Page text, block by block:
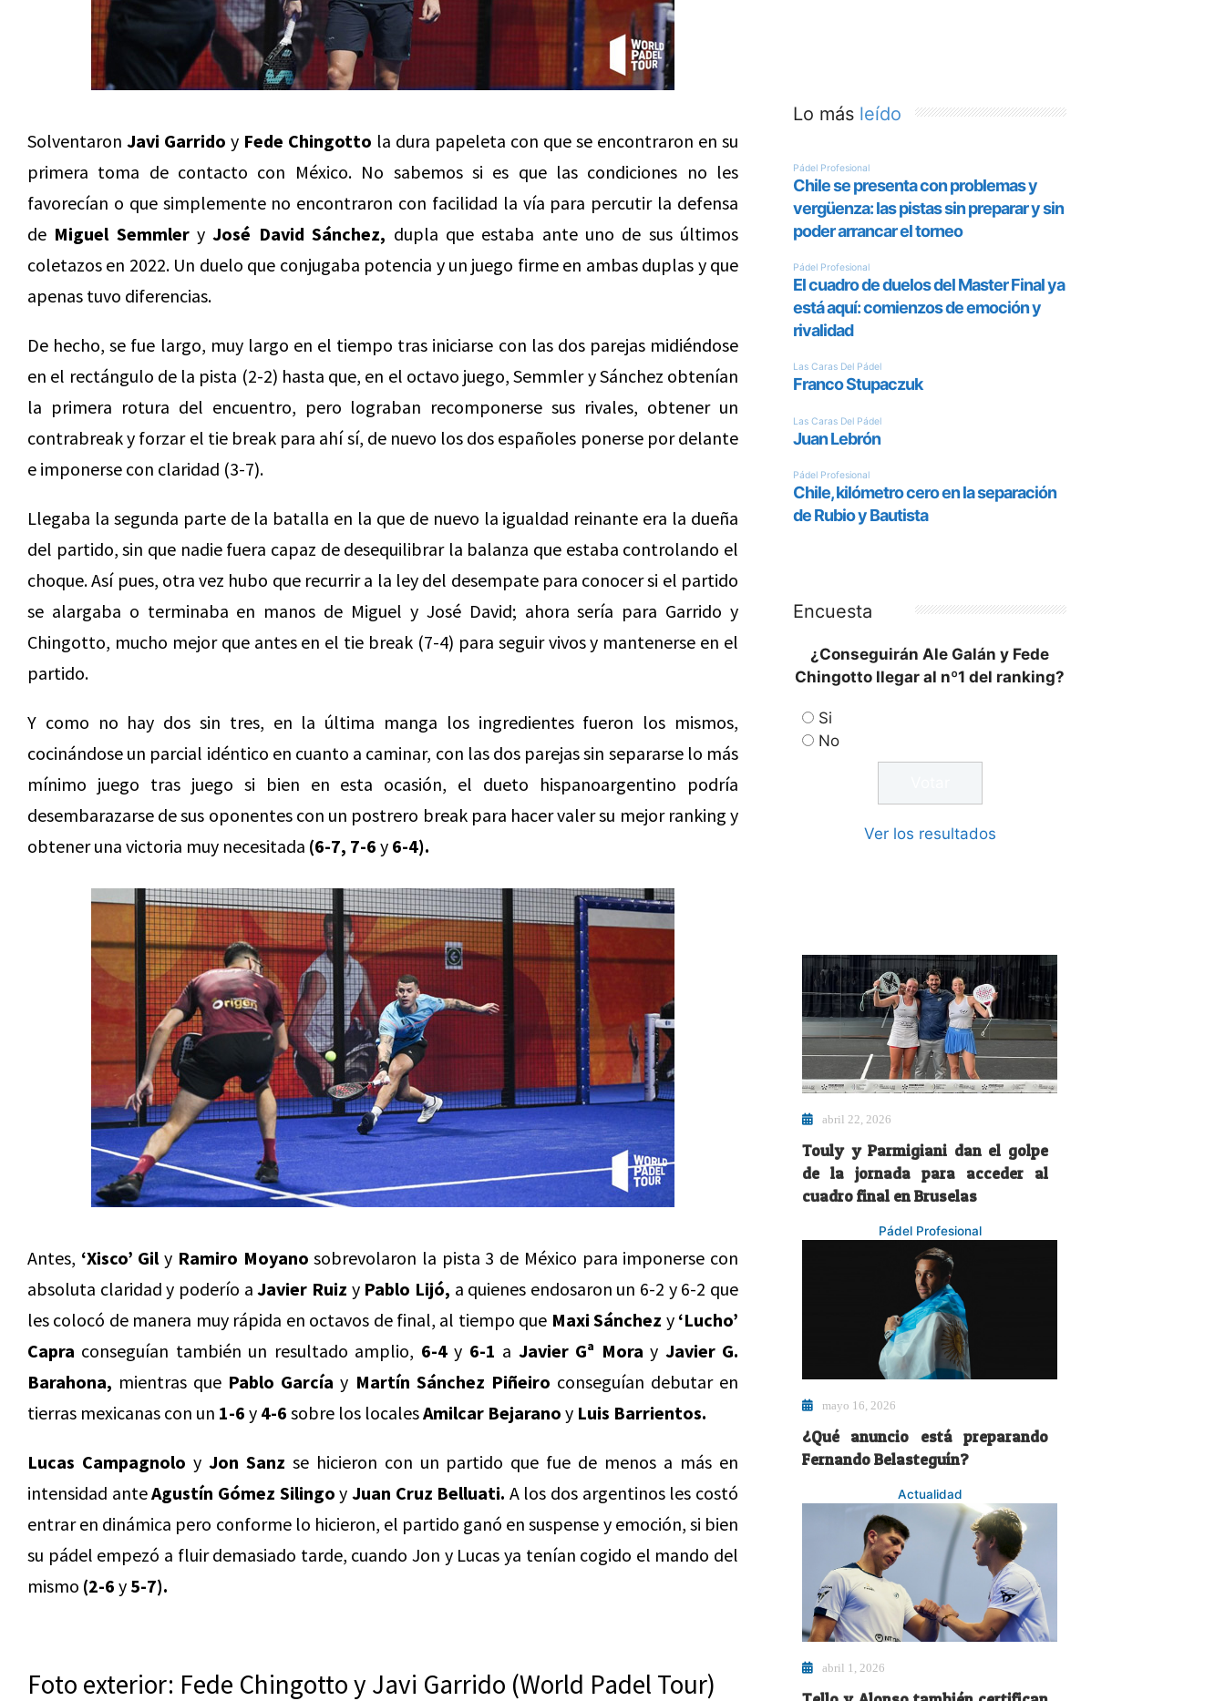
Solventaron Javi Garrido y Fede Chingotto la dura papeleta con que se encontraron en su
primera toma de contacto con México. No sabemos si es que las condiciones no les
favorecían o que simplemente no encontraron con facilidad la vía para percutir la defensa
de Miguel SemmleryJosé David Sánchez, dupla que estaba ante uno de sus últimos
coletazos en 2022. Un duelo que conjugaba potencia y un juego firme en ambas duplas y que
apenas tuvo diferencias.
De hecho, se fue largo, muy largo en el tiempo tras iniciarse con las dos parejas midiéndose
en el rectángulo de la pista (2-2) hasta que, en el octavo juego, Semmler y Sánchez obtenían
la primera rotura del encuentro, pero lograban recomponerse sus rivales, obtener un
contrabreak y forzar el tie break para ahí sí, de nuevo los dos españoles ponerse por delante
e imponerse con claridad (3-7).
Llegaba la segunda parte de la batalla en la que de nuevo la igualdad reinante era la dueña
del partido, sin que nadie fuera capaz de desequilibrar la balanza que estaba controlando el
choque. Así pues, otra vez hubo que recurrir a la ley del desempate para conocer si el partido
se alargaba o terminaba en manos de Miguel y José David; ahora sería para Garrido y
Chingotto, mucho mejor que antes en el tie break (7-4) para seguir vivos y mantenerse en el
partido.
Y como no hay dos sin tres, en la última manga los ingredientes fueron los mismos,
cocinándose un parcial idéntico en cuanto a caminar, con las dos parejas sin separarse lo más
mínimo juego tras juego si bien en esta ocasión, el dueto hispanoargentino podría
desembarazarse de sus oponentes con un postrero break para hacer valer su mejor ranking y
obtener una victoria muy necesitada (6-7, 7-6 y 6-4).
Antes, ‘Xisco’ Gily Ramiro Moyano sobrevolaron la pista 3 de México para imponerse con
absoluta claridad y poderío aJavier Ruiz y Pablo Lijó, a quienes endosaron un 6-2 y 6-2 que
les colocó de manera muy rápida en octavos de final, al tiempo que Maxi Sánchez y ‘Lucho’
Capra conseguían también un resultado amplio, 6-4y 6-1 a Javier Gª Mora y Javier G.
Barahona, mientras que Pablo García y Martín Sánchez Piñeiro conseguían debutar en
tierras mexicanas con un 1-6 y 4-6 sobre los localesAmilcar Bejarano y Luis Barrientos.
Lucas Campagnolo y Jon Sanz se hicieron con un partido que fue de menos a más en
intensidad anteAgustín Gómez Silingo y Juan Cruz Belluati. A los dos argentinos les costó
entrar en dinámica pero conforme lo hicieron, el partido ganó en suspense y emoción, si bien
su pádel empezó a fluir demasiado tarde, cuando Jon y Lucas ya tenían cogido el mando del
mismo (2-6 y 5-7).
Foto exterior: Fede Chingotto y Javi Garrido (World Padel Tour)
Lo más leído
Encuesta
¿Conseguirán Ale Galán y Fede
Chingotto llegar al nº1 del ranking?
Si
No
Ver los resultados
abril 22, 2026
Touly y Parmigiani dan el golpe
de la jornada para acceder al
cuadro final en Bruselas
Pádel Profesional
mayo 16, 2026
¿Qué anuncio está preparando
Fernando Belasteguín?
Actualidad
abril 1, 2026